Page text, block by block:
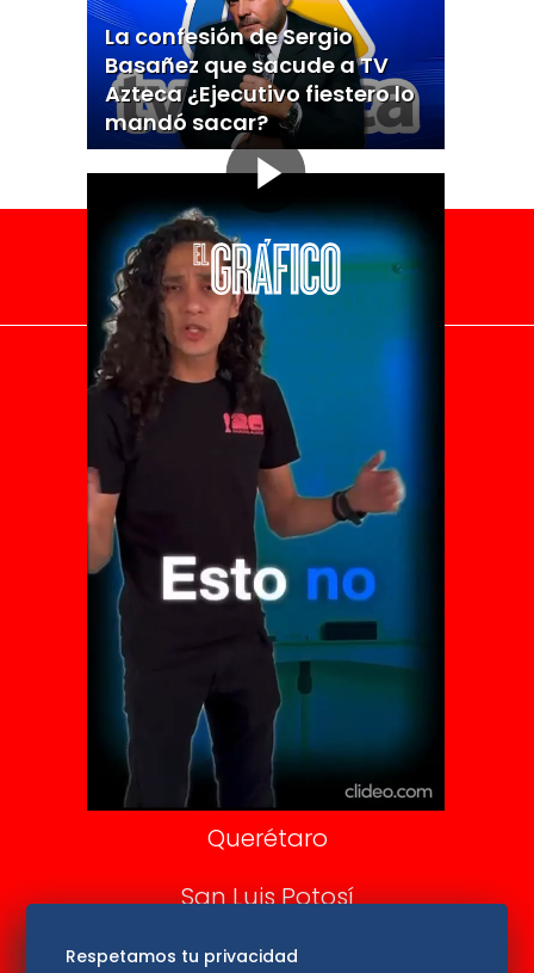
La confesión de Sergio
Basañez que sacude a TV
Azteca ¿Ejecutivo fiestero lo
mandó sacar?
El Universal
Vive USA
Clase
De 10 sports
DeDinero
Confabulario
Aviso Oportuno
Consultas
Querétaro
San Luis Potosí
Edomex
Respetamos tu privacidad